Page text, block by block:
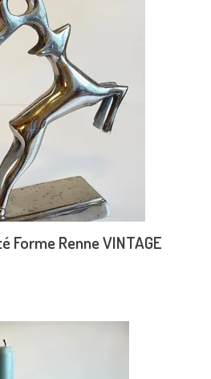
Forme Renne VINTAGE